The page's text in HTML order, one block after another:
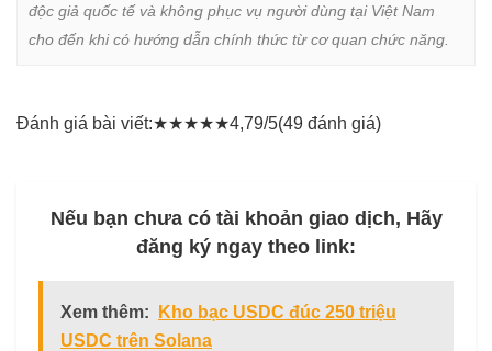
độc giả quốc tế và không phục vụ người dùng tại Việt Nam
cho đến khi có hướng dẫn chính thức từ cơ quan chức năng.
Đánh giá bài viết:★★★★★4,79/5(49 đánh giá)
Nếu bạn chưa có tài khoản giao dịch, Hãy
đăng ký ngay theo link:
Xem thêm:
Kho bạc USDC đúc 250 triệu
USDC trên Solana